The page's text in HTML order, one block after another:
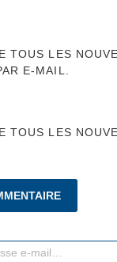
TOUS LES
E-MAIL.
TOUS LES